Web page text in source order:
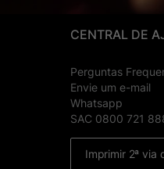
CENTRAL DE
Perguntas
Envie um e-mail
Whatsapp
SAC 0800 721
Imprimir 2ª via